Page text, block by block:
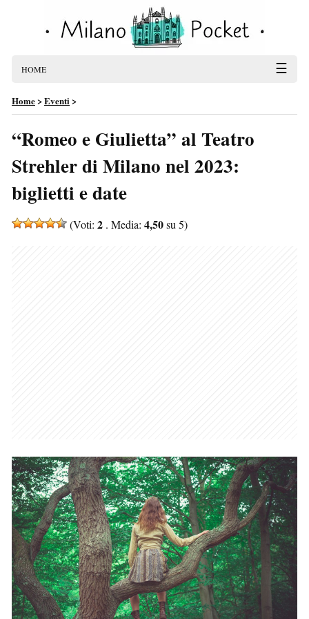
HOME ☰
Home>Eventi>
“Romeo e Giulietta” al Teatro
Strehler di Milano nel 2023:
biglietti e date
(Voti: 2 . Media: 4,50su 5)